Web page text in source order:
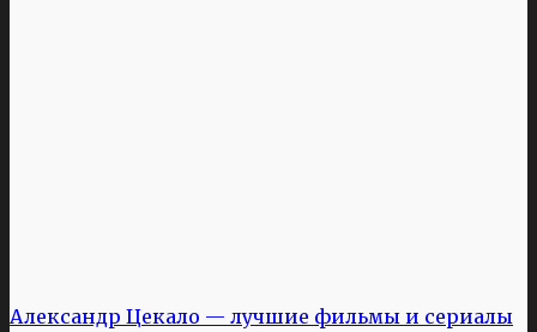
Александр Цекало — лучшие фильмы и сериалы